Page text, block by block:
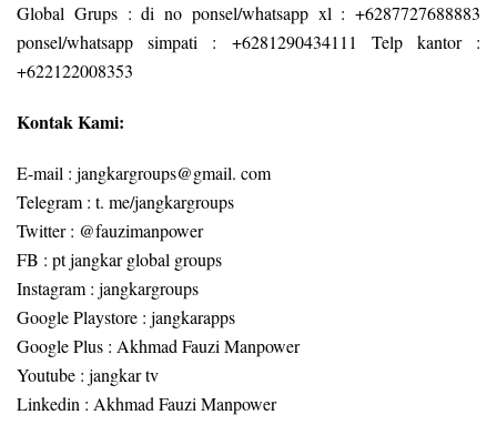
Global Grups : di no ponsel/whatsapp xl : +6287727688883
ponsel/whatsapp simpati : +6281290434111 Telp kantor :
+622122008353
Kontak Kami:
E-mail : jangkargroups@gmail. com
Telegram : t. me/jangkargroups
Twitter : @fauzimanpower
FB : pt jangkar global groups
Instagram : jangkargroups
Google Playstore : jangkarapps
Google Plus : Akhmad Fauzi Manpower
Youtube : jangkar tv
Linkedin : Akhmad Fauzi Manpower